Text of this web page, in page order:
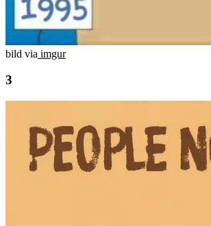
bild via imgur